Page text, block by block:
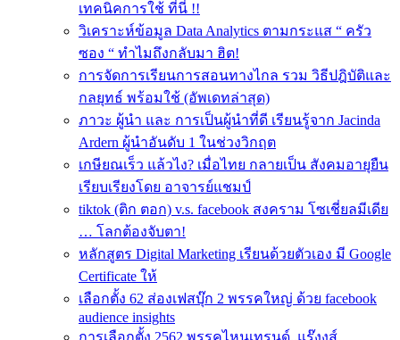
เทคนิคการใช้ ที่นี่ !!
วิเคราะห์ข้อมูล Data Analytics ตามกระแส “ ครัว
ซอง “ ทำไมถึงกลับมา ฮิต!
การจัดการเรียนการสอนทางไกล รวม วิธีปฎิบัติและ
กลยุทธ์ พร้อมใช้ (อัพเดทล่าสุด)
ภาวะ ผู้นำ และ การเป็นผู้นำที่ดี เรียนรู้จาก Jacinda
Ardern ผู้นำอันดับ 1 ในช่วงวิกฤต
เกษียณเร็ว แล้วไง? เมื่อไทย กลายเป็น สังคมอายุยืน
เรียบเรียงโดย อาจารย์แชมป์
tiktok (ติก ตอก) v.s. facebook สงคราม โซเชี่ยลมีเดีย
… โลกต้องจับตา!
หลักสูตร Digital Marketing เรียนด้วยตัวเอง มี Google
Certificate ให้
เลือกตั้ง 62 ส่องเฟสบุ๊ก 2 พรรคใหญ่ ด้วย facebook
audience insights
การเลือกตั้ง 2562 พรรคไหนเทรนด์..แร๊งงส์